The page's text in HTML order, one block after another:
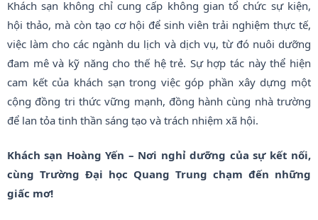
Khách sạn không chỉ cung cấp không gian tổ chức sự kiện,
hội thảo, mà còn tạo cơ hội để sinh viên trải nghiệm thực tế,
việc làm cho các ngành du lịch và dịch vụ, từ đó nuôi dưỡng
đam mê và kỹ năng cho thế hệ trẻ. Sự hợp tác này thể hiện
cam kết của khách sạn trong việc góp phần xây dựng một
cộng đồng tri thức vững mạnh, đồng hành cùng nhà trường
để lan tỏa tinh thần sáng tạo và trách nhiệm xã hội.
Khách sạn Hoàng Yến – Nơi nghỉ dưỡng của sự kết nối,
cùng Trường Đại học Quang Trung chạm đến những
giấc mơ!